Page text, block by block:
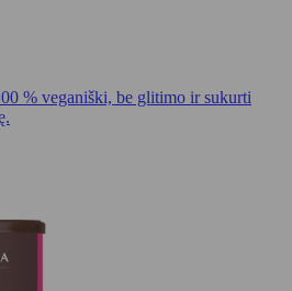
% veganiški, be glitimo ir sukurti